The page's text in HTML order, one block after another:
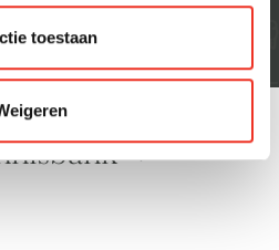
toestaan
maar daarnaast
met mensen. Daarbij is
dus een belangrijk aspect